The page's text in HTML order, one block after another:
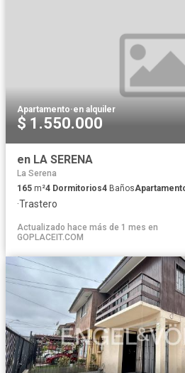
Apartamento·en alquiler
$ 1.550.000
en LA SERENA
La Serena
165 m²4 Dormitorios4 Baños
·Trastero
Actualizado hace más de 1 mes en
GOPLACEIT.COM